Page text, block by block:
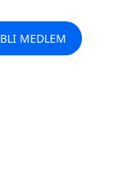
BLI MEDLEM